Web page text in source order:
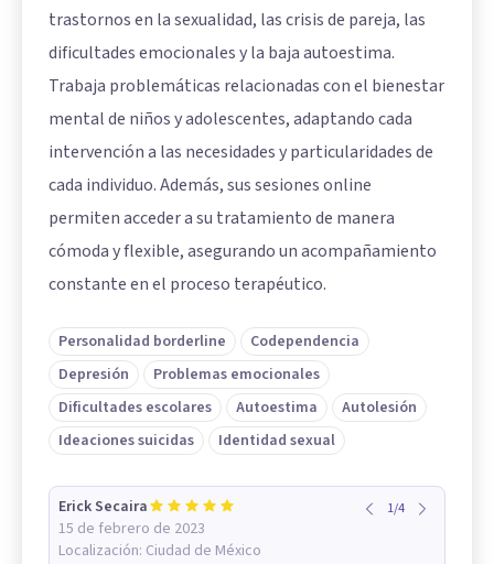
trastornos en la sexualidad, las crisis de pareja, las
dificultades emocionales y la baja autoestima.
Trabaja problemáticas relacionadas con el bienestar
mental de niños y adolescentes, adaptando cada
intervención a las necesidades y particularidades de
cada individuo. Además, sus sesiones online
permiten acceder a su tratamiento de manera
cómoda y flexible, asegurando un acompañamiento
constante en el proceso terapéutico.
Personalidad borderline
Codependencia
Depresión
Problemas emocionales
Dificultades escolares
Autoestima
Autolesión
Ideaciones suicidas
Identidad sexual
Erick Secaira
15 de febrero de 2023
Localización: Ciudad de México
1/4